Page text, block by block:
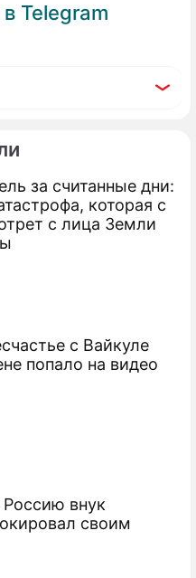
за считанные дни:
которая с
с лица Земли
с Вайкуле
попало на видео
внук
своим
Telegram
Калифорнию
американцев на